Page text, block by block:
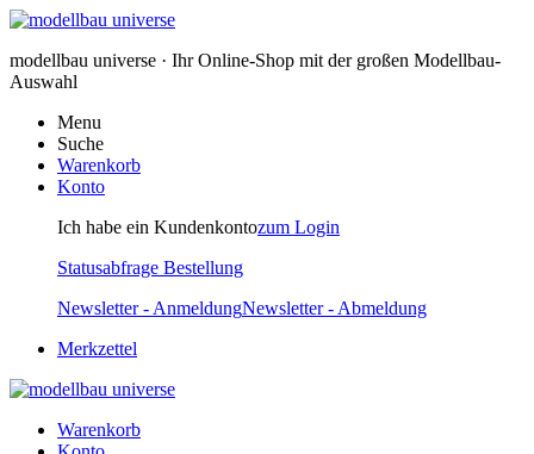
modellbau universe · Ihr Online-Shop mit der großen Modellbau-
Auswahl
Menu
Suche
Warenkorb
Konto
Ich habe ein Kundenkontozum Login
Statusabfrage Bestellung
Newsletter - AnmeldungNewsletter - Abmeldung
Merkzettel
Warenkorb